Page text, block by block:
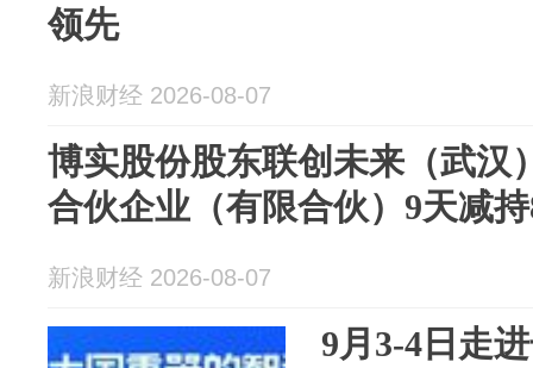
领先
新浪财经 2026-08-07
博实股份股东联创未来（武汉
合伙企业（有限合伙）9天减
新浪财经 2026-08-07
9月3-4日走